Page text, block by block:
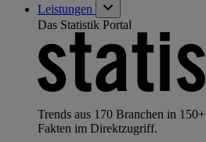
Leistungen
Das Statistik Portal
Trends aus 170 Branchen in
Fakten im Direktzugriff.